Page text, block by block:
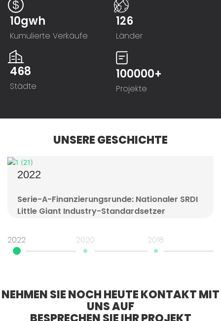
10gwh
Kumulierte Verkäufe
126
Länder
468
Städte
100000+
Projekte
UNSERE GESCHICHTE
2022
Serie-A-Finanzierungsrunde: Nationaler SRDI
Little Giant Industry-Standardsetzer
2022 2020 2018
NEHMEN SIE NOCH HEUTE KONTAKT MIT
UNS AUF